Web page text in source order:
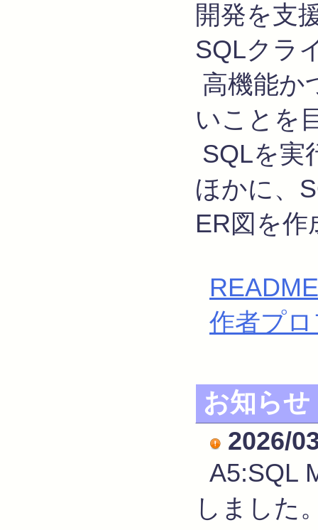
開発を支
SQLクラ
高機能か
いことを
SQLを実
ほかに、
ER図を
README
作者プ
お知らせ
2026/
A5:SQL
しました